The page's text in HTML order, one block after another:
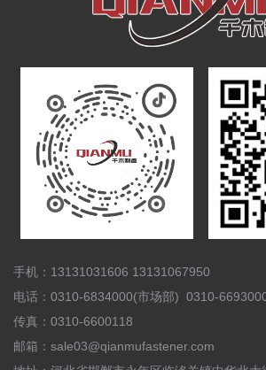
手机：13131031606 13131067950
电话：0310-6834000(市场部) 0310-
传真：0310-6600118
邮箱：sale03@qianmufastener.com